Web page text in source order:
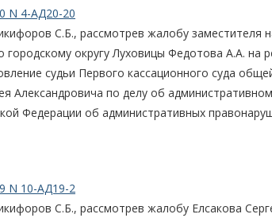
N 4-АД20-20
С.Б., рассмотрев жалобу заместителя
округу Луховицы Федотова А.А. на
судьи Первого кассационного суда
Александровича по делу об
Федерации об административных
N 10-АД19-2
С.Б., рассмотрев жалобу Елсакова